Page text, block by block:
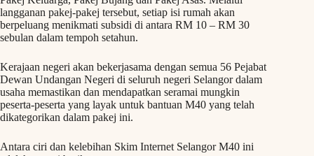
langganan pakej-pakej tersebut, setiap isi rumah akan
berpeluang menikmati subsidi di antara RM 10 – RM 30
sebulan dalam tempoh setahun.
Kerajaan negeri akan bekerjasama dengan semua 56 Pejabat
Dewan Undangan Negeri di seluruh negeri Selangor dalam
usaha memastikan dan mendapatkan seramai mungkin
peserta-peserta yang layak untuk bantuan M40 yang telah
dikategorikan dalam pakej ini.
Antara ciri dan kelebihan Skim Internet Selangor M40 ini